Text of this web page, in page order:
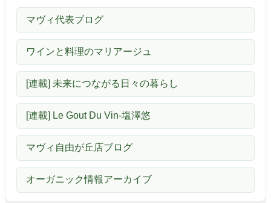
マヴィ代表ブログ
ワインと料理のマリアージュ
[連載] 未来につながる日々の暮らし
[連載] Le Gout Du Vin-塩澤悠
マヴィ自由が丘店ブログ
オーガニック情報アーカイブ